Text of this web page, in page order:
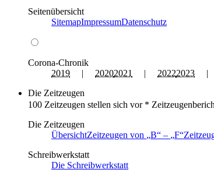
Seitenübersicht
SitemapImpressumDatenschutz
Corona-Chronik
2019 | 20202021 | 20222023
Die Zeitzeugen
100 Zeitzeugen stellen sich vor *
Die Zeitzeugen
ÜbersichtZeitzeugen von B – F
Schreibwerkstatt
Die Schreibwerkstatt